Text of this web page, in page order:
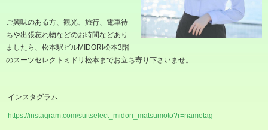
ご興味のある方、観光、旅行、電車待
ちや出張忘れ物などのお時間などあり
ましたら、松本駅ビルMIDORI 松本3階
のスーツセレクトミドリ松本までお立ち寄り下さいませ。
インスタグラム
https://instagram.com/suitselect_midori_matsumoto?r=nametag